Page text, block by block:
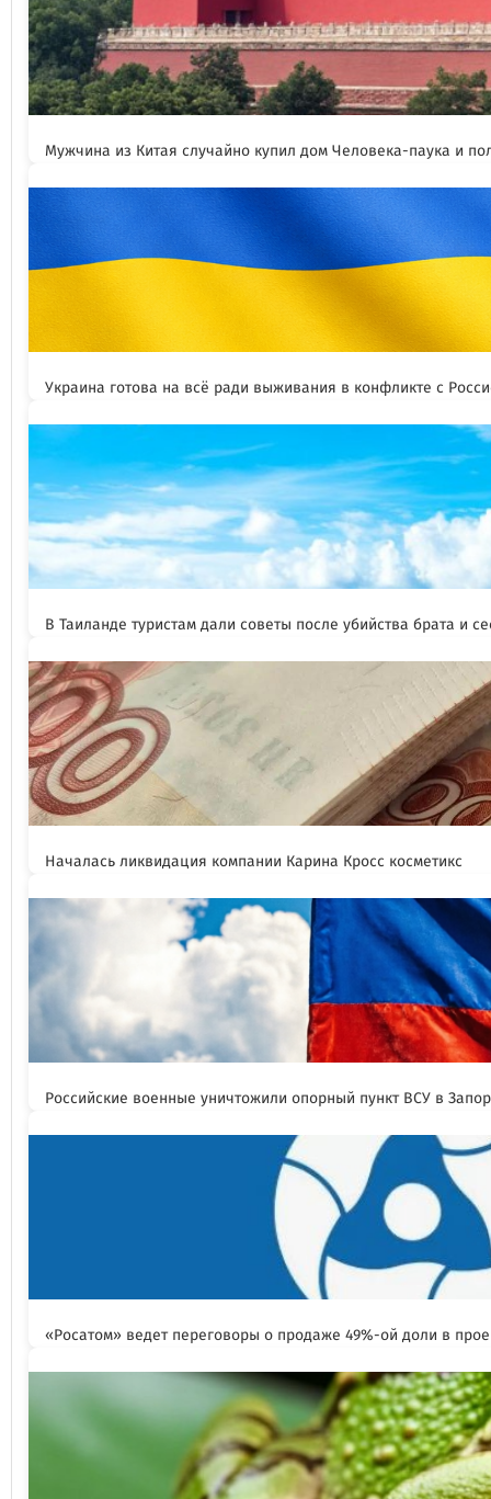
Мужчина из Китая случайно купил дом Человека-паука и
Украина готова на всё ради выживания в конфликте с
В Таиланде туристам дали советы после убийства брата и
Началась ликвидация компании Карина Кросс косметикс
Российские военные уничтожили опорный пункт ВСУ в
«Росатом» ведет переговоры о продаже 49%-ой доли в